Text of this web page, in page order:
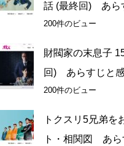
話 (最終回) あら
200件のビュー
財閥家の末息子
回) あらすじと
200件のビュー
トクスリ5兄弟
ト・相関図 あら